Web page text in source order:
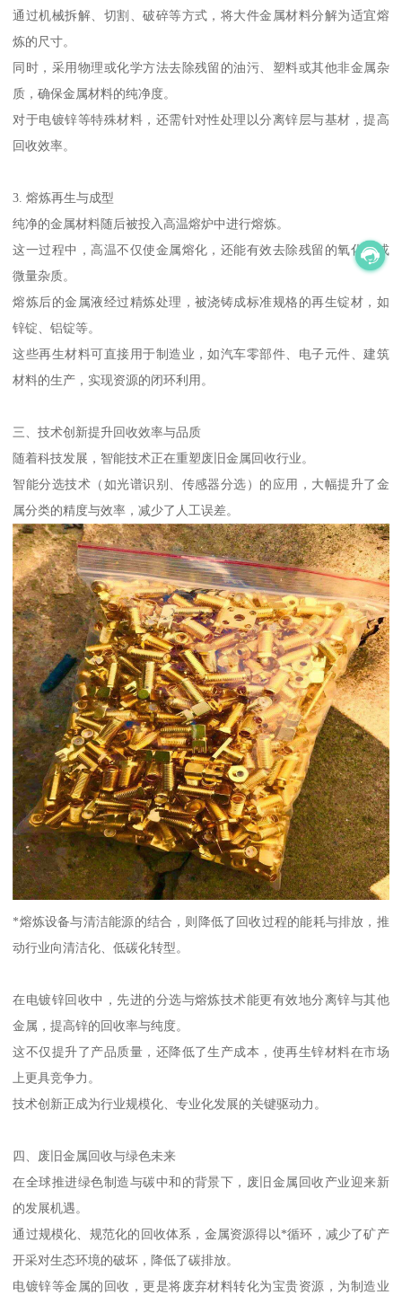
通过机械拆解、切割、破碎等方式，将大件金属材料分解为适宜熔
炼的尺寸。
同时，采用物理或化学方法去除残留的油污、塑料或其他非金属杂
质，确保金属材料的纯净度。
对于电镀锌等特殊材料，还需针对性处理以分离锌层与基材，提高
回收效率。
3. 熔炼再生与成型
纯净的金属材料随后被投入高温熔炉中进行熔炼。
这一过程中，高温不仅使金属熔化，还能有效去除残留的氧化物或
微量杂质。
熔炼后的金属液经过精炼处理，被浇铸成标准规格的再生锭材，如
锌锭、铝锭等。
这些再生材料可直接用于制造业，如汽车零部件、电子元件、建筑
材料的生产，实现资源的闭环利用。
三、技术创新提升回收效率与品质
随着科技发展，智能技术正在重塑废旧金属回收行业。
智能分选技术（如光谱识别、传感器分选）的应用，大幅提升了金
属分类的精度与效率，减少了人工误差。
*熔炼设备与清洁能源的结合，则降低了回收过程的能耗与排放，推
动行业向清洁化、低碳化转型。
在电镀锌回收中，先进的分选与熔炼技术能更有效地分离锌与其他
金属，提高锌的回收率与纯度。
这不仅提升了产品质量，还降低了生产成本，使再生锌材料在市场
上更具竞争力。
技术创新正成为行业规模化、专业化发展的关键驱动力。
四、废旧金属回收与绿色未来
在全球推进绿色制造与碳中和的背景下，废旧金属回收产业迎来新
的发展机遇。
通过规模化、规范化的回收体系，金属资源得以*循环，减少了矿产
开采对生态环境的破坏，降低了碳排放。
电镀锌等金属的回收，更是将废弃材料转化为宝贵资源，为制造业